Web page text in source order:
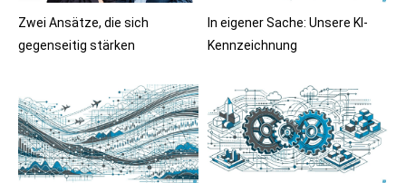
Zwei Ansätze, die sich
gegenseitig stärken
In eigener Sache: Unsere KI-
Kennzeichnung